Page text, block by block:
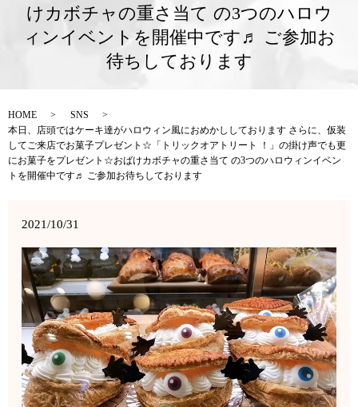
けカボチャの重さ当て の3つのハロウ
ィンイベントを開催中です♬ ご参加お
待ちしております
HOME
SNS
本日、店頭ではケーキ達がハロウィン風におめかししております さらに、仮装
してご来店でお菓子プレゼント☆「トリックオアトリート ！」の掛け声でも更
にお菓子をプレゼント☆おばけカボチャの重さ当て の3つのハロウィンイベン
トを開催中です♬ ご参加お待ちしております
2021/10/31